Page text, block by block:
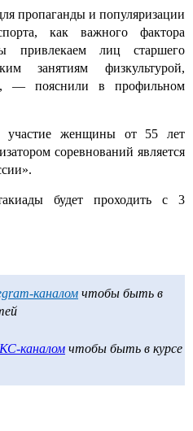
пропаганды и популяризации
как важного фактора
привлекаем лиц старшего
занятиям физкультурой,
— пояснили в профильном
участие женщины от 55 лет
соревнований является
будет проходить с 3
каналом чтобы быть в
каналом чтобы быть в курсе